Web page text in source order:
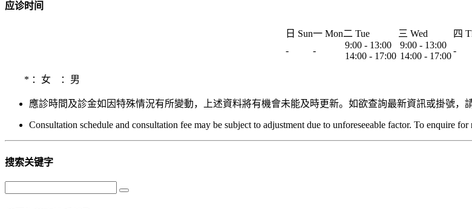
应诊时间
日 Sun一 Mon二 Tue 三 Wed 四
-
-
9:00 - 13:00
14:00 - 17:00
9:00 - 13:00
14:00 - 17:00
-
* ：女 ：男
應診時間及診金如因特殊情況有所變動，上述資料將有機會未能及時更新。如欲查詢最新資訊或掛號，請
Consultation schedule and consultation fee may be subject to adjustment due to unforeseeable factor. To enquire
搜索关键字